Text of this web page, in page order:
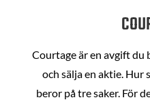
Courtage är en avgift du
och sälja en aktie.
beror på tre saker. För